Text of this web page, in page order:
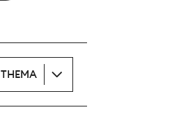
THEMA